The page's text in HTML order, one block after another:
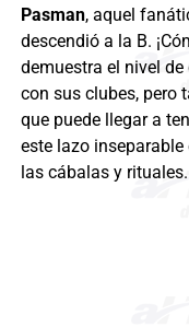
Pasman, aquel
descendió a la B.
demuestra el nivel
con sus clubes, pero
que puede llegar a
este lazo
las cábalas y rituales.